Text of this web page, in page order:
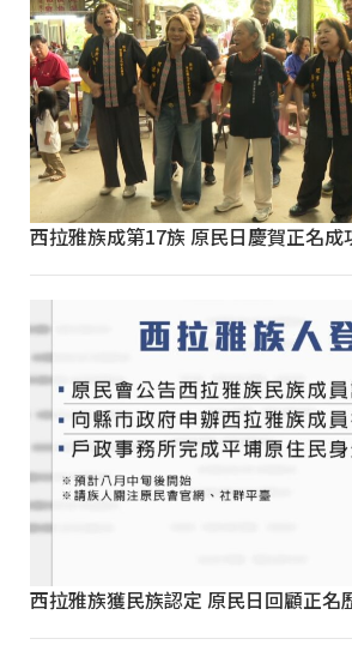
西拉雅族成第17族 原民日慶賀正名成
西拉雅族獲民族認定 原民日回顧正名